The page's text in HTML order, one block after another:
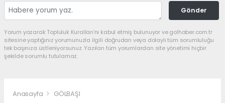
Gönder
Yorum yazarak Topluluk Kuralları’nı kabul etmiş bulunuyor ve golhaber.com.tr
sitesine yaptığınız yorumunuzla ilgili doğrudan veya dolaylı tüm sorumluluğu
tek başınıza üstleniyorsunuz. Yazılan tüm yorumlardan site yönetimi hiçbir
şekilde sorumlu tutulamaz.
Anasayfa GÖLBAŞI